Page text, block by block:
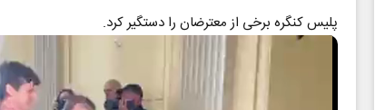
پلیس کنگره برخی از معترضان را دستگیر کرد.